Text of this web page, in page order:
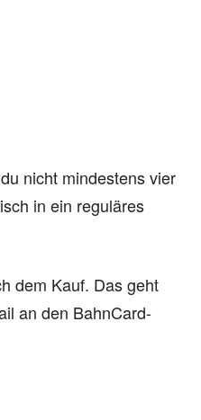
nicht mindestens vier
in ein reguläres
dem Kauf. Das geht
an den BahnCard-